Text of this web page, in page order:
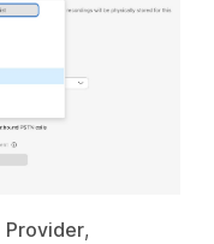
Provider,